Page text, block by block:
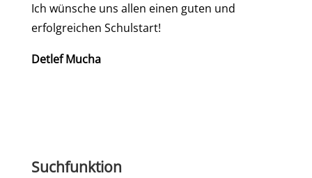
Ich wünsche uns allen einen guten und
erfolgreichen Schulstart!
Detlef Mucha
Suchfunktion